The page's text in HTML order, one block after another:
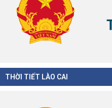
THỜI TIẾT LÀO CAI